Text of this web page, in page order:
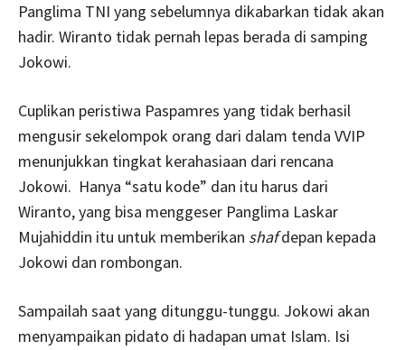
Panglima TNI yang sebelumnya dikabarkan tidak akan
hadir. Wiranto tidak pernah lepas berada di samping
Jokowi.
Cuplikan peristiwa Paspamres yang tidak berhasil
mengusir sekelompok orang dari dalam tenda VVIP
menunjukkan tingkat kerahasiaan dari rencana
Jokowi. Hanya “satu kode” dan itu harus dari
Wiranto, yang bisa menggeser Panglima Laskar
Mujahiddin itu untuk memberikan shafdepan kepada
Jokowi dan rombongan.
Sampailah saat yang ditunggu-tunggu. Jokowi akan
menyampaikan pidato di hadapan umat Islam. Isi